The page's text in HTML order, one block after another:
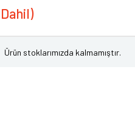
Ürün stoklarımızda kalmamıştır.